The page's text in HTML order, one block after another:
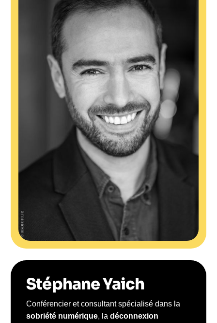
Stéphane Yaich
Conférencier et consultant spécialisé dans la
sobriété numérique, ladéconnexion